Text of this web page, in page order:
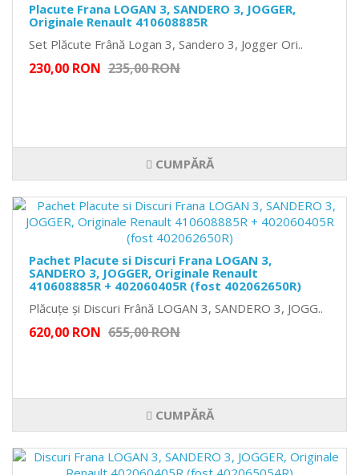
Placute Frana LOGAN 3, SANDERO 3, JOGGER,
Originale Renault 410608885R
Set Plăcute Frână Logan 3, Sandero 3, Jogger Ori..
230,00 RON 235,00 RON
CUMPĂRĂ
Pachet Placute si Discuri Frana LOGAN 3,
SANDERO 3, JOGGER, Originale Renault
410608885R + 402060405R (fost 402062650R)
Plăcuțe și Discuri Frână LOGAN 3, SANDERO 3, JOGG..
620,00 RON 655,00 RON
CUMPĂRĂ